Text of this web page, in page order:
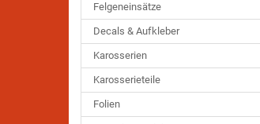
Felgeneinsätze
Decals & Aufkleber
Karosserien
Karosserieteile
Folien